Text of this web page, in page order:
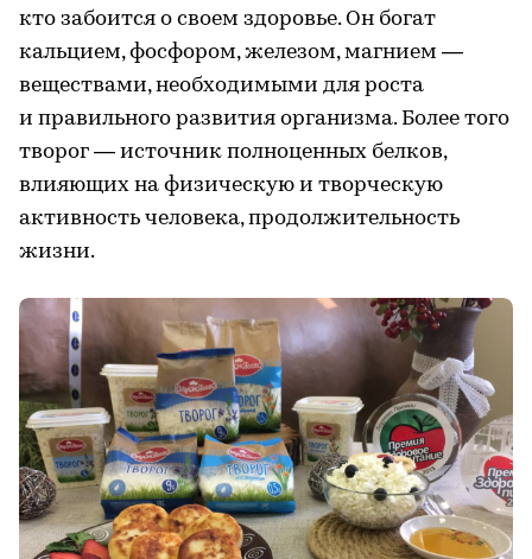
кто забоится о своем здоровье. Он богат
кальцием, фосфором, железом, магнием —
веществами, необходимыми для роста
и правильного развития организма. Более того
творог — источник полноценных белков,
влияющих на физическую и творческую
активность человека, продолжительность
жизни.